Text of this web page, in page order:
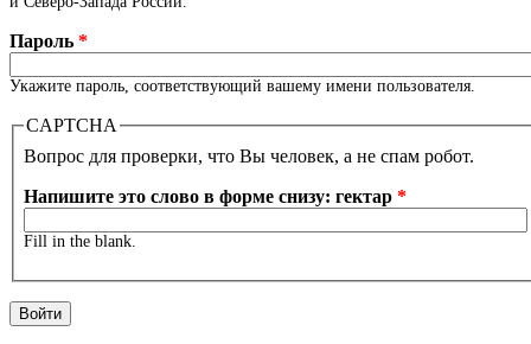
Пароль *
Укажите пароль, соответствующий вашему имени пользователя.
CAPTCHA
Вопрос для проверки, что Вы человек, а не спам робот.
Напишите это слово в форме снизу: гектар *
Fill in the blank.